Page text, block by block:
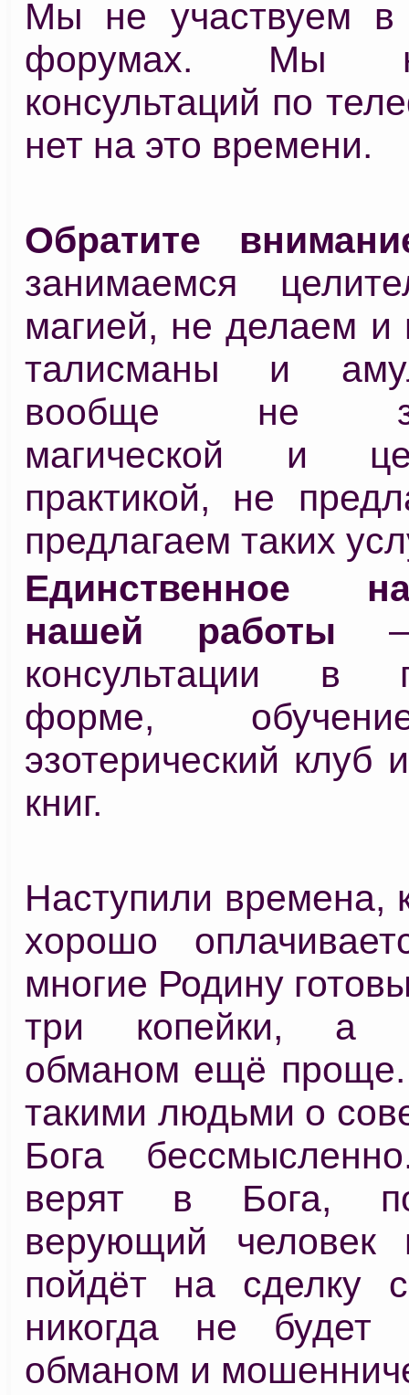
Мы не участвуем в
форумах. Мы
консультаций по
нет на это времени.
Обратите
занимаемся
магией, не делаем и
талисманы и
вообще не
магической и
практикой, не
предлагаем таких
Единственное
нашей работы –
консультации в
форме,
эзотерический клуб
книг.
Наступили времена,
хорошо
многие Родину
три копейки, а
обманом ещё проще.
такими людьми о
Бога
верят в Бога,
верующий человек
пойдёт на сделку
никогда не будет
обманом и